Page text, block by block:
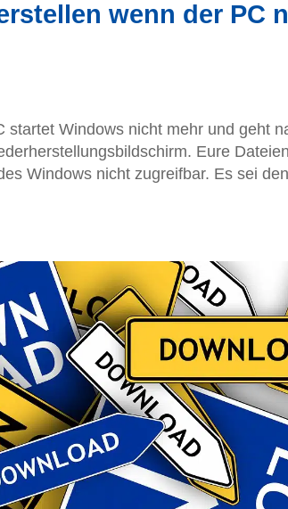
wenn der PC
startet Windows nicht mehr und geht
Eure
Windows nicht zugreifbar. Es sei